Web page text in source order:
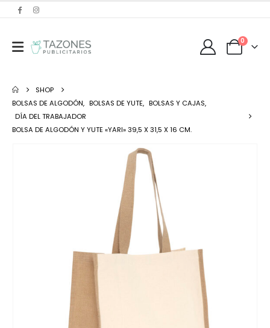
0
SHOP
BOLSAS DE ALGODÓN, BOLSAS DE YUTE, BOLSAS Y CAJAS,
DÍA DEL TRABAJADOR
BOLSA DE ALGODÓN Y YUTE «YARI» 39,5 X 31,5 X 16 CM.